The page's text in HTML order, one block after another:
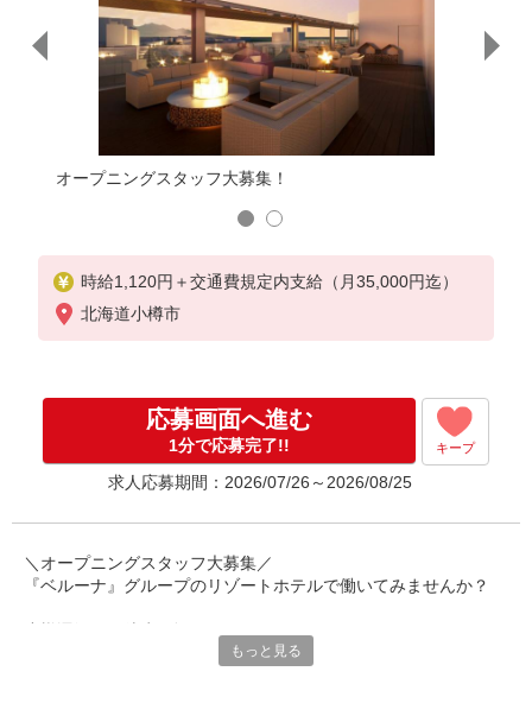
オープニングスタッフ大募集！
時給1,120円＋交通費規定内支給（月35,000円迄）
北海道小樽市
応募画面へ進む
1分で応募完了!! キープ
求人応募期間：2026/07/26～2026/08/25
＼オープニングスタッフ大募集／
『ベルーナ』グループのリゾートホテルで働いてみませんか？
石造りの街並みや石狩湾を一望できる展望露天風呂が自慢の「小
もっと見る